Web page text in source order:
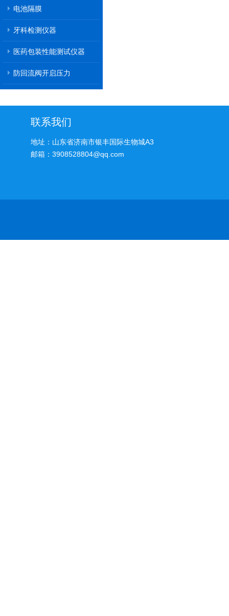
电池隔膜
牙科检测仪器
医药包装性能测试仪器
防回流阀开启压力
联系我们
地址：山东省济南市银丰国际生物城A3
邮箱：3908528804@qq.com